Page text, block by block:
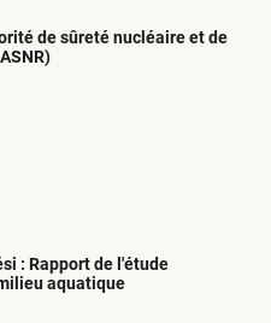
de sûreté nucléaire et de
: Rapport de l'étude
aquatique